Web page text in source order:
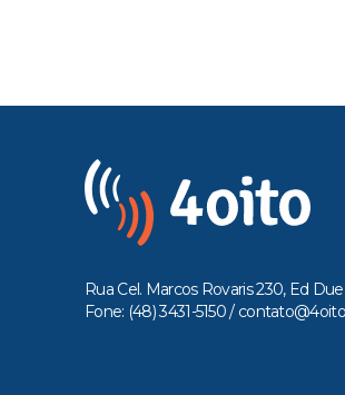
Rua Cel. Marcos Rovaris 230, Ed
Fone: (48) 3431-5150 /